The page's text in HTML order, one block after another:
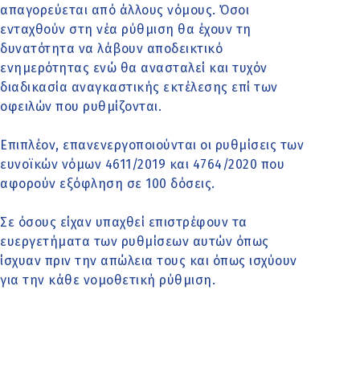
απαγορεύεται από άλλους νόμους. Όσοι
ενταχθούν στη νέα ρύθμιση θα έχουν τη
δυνατότητα να λάβουν αποδεικτικό
ενημερότητας ενώ θα ανασταλεί και τυχόν
διαδικασία αναγκαστικής εκτέλεσης επί των
οφειλών που ρυθμίζονται.
Επιπλέον, επανενεργοποιούνται οι ρυθμίσεις των
ευνοϊκών νόμων 4611/2019 και 4764/2020 που
αφορούν εξόφληση σε 100 δόσεις.
Σε όσους είχαν υπαχθεί επιστρέφουν τα
ευεργετήματα των ρυθμίσεων αυτών όπως
ίσχυαν πριν την απώλεια τους και όπως ισχύουν
για την κάθε νομοθετική ρύθμιση.